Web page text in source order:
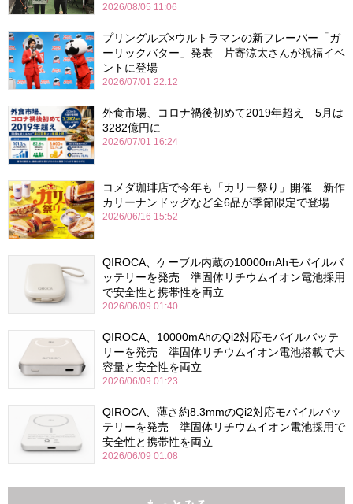
2026/08/05 11:06
プリングルズ×ウルトラマンの新フレーバー「ガ
ーリックバター」発表 片寄涼太さんが祝福イベ
ントに登場
2026/07/01 22:12
外食市場、コロナ禍後初めて2019年超え 5月は
3282億円に
2026/07/01 16:24
コメダ珈琲店で今年も「カリー祭り」開催 新作
カリーナンドッグなど全6品が季節限定で登場
2026/06/16 15:52
QIROCA、ケーブル内蔵の10000mAhモバイルバ
ッテリーを発売 準固体リチウムイオン電池採用
で安全性と携帯性を両立
2026/06/09 01:40
QIROCA、10000mAhのQi2対応モバイルバッテ
リーを発売 準固体リチウムイオン電池搭載で大
容量と安全性を両立
2026/06/09 01:23
QIROCA、薄さ約8.3mmのQi2対応モバイルバッ
テリーを発売 準固体リチウムイオン電池採用で
安全性と携帯性を両立
2026/06/09 01:08